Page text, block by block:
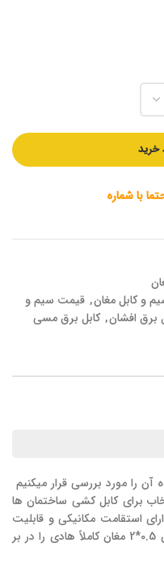
خرید
با شماره
و کابل مغان, قیمت سیم و
برق افشان, کابل برق مسی
را مورد بررسی قرار میکنیم
بهترین انتخاب برای کابل کشی ساختمان ها
برق افشان 0.5*2 مغان دارای استقامت مکانیکی و قابلیت
ارتجاعی کافی می باشد .کابل برق افشان 0.5*2 مغان کاملاً هادی را در بر